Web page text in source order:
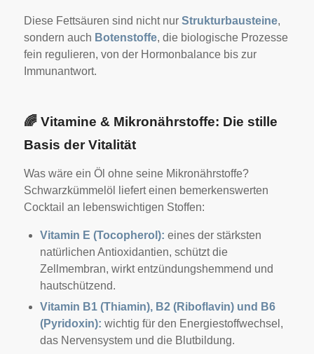
Diese Fettsäuren sind nicht nur Strukturbausteine,
sondern auch Botenstoffe, die biologische Prozesse
fein regulieren, von der Hormonbalance bis zur
Immunantwort.
🌈Vitamine & Mikronährstoffe: Die stille
Basis der Vitalität
Was wäre ein Öl ohne seine Mikronährstoffe?
Schwarzkümmelöl liefert einen bemerkenswerten
Cocktail an lebenswichtigen Stoffen:
Vitamin E (Tocopherol): eines der stärksten
natürlichen Antioxidantien, schützt die
Zellmembran, wirkt entzündungshemmend und
hautschützend.
Vitamin B1 (Thiamin), B2 (Riboflavin) und B6
(Pyridoxin): wichtig für den Energiestoffwechsel,
das Nervensystem und die Blutbildung.